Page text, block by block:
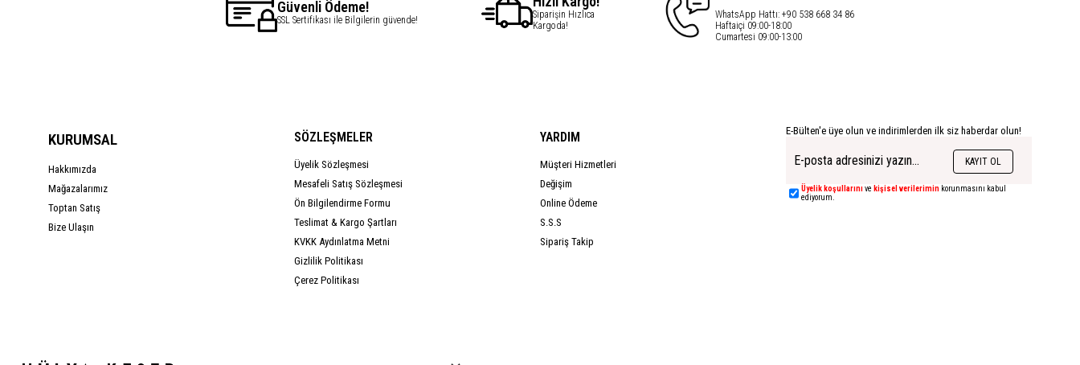
Güvenli Ödeme!
SSL Sertifikası ile Bilgilerin güvende!
Siparişin Hızlıca
Kargoda!
WhatsApp Hattı: +90 538 668 34 86
Haftaiçi 09:00-18:00
Cumartesi 09:00-13:00
KURUMSAL
Hakkımızda
Mağazalarımız
Toptan Satış
Bize Ulaşın
SÖZLEŞMELER
Üyelik Sözleşmesi
Mesafeli Satış Sözleşmesi
Ön Bilgilendirme Formu
Teslimat & Kargo Şartları
KVKK Aydınlatma Metni
Gizlilik Politikası
Çerez Politikası
YARDIM
Müşteri Hizmetleri
Değişim
Online Ödeme
S.S.S
Sipariş Takip
E-Bülten'e üye olun ve indirimlerden ilk siz haberdar olun!
KAYIT OL
Üyelik koşullarınıve kişisel verilerimin korunmasını kabul
ediyorum.